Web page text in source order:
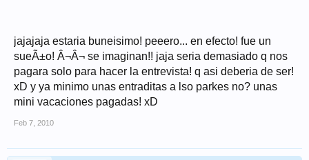
jajajaja estaria buneisimo! peeero... en efecto! fue un
sueÃ±o! Â¬Â¬ se imaginan!! jaja seria demasiado q nos
pagara solo para hacer la entrevista! q asi deberia de ser!
xD y ya minimo unas entraditas a lso parkes no? unas
mini vacaciones pagadas! xD
Feb 7, 2010